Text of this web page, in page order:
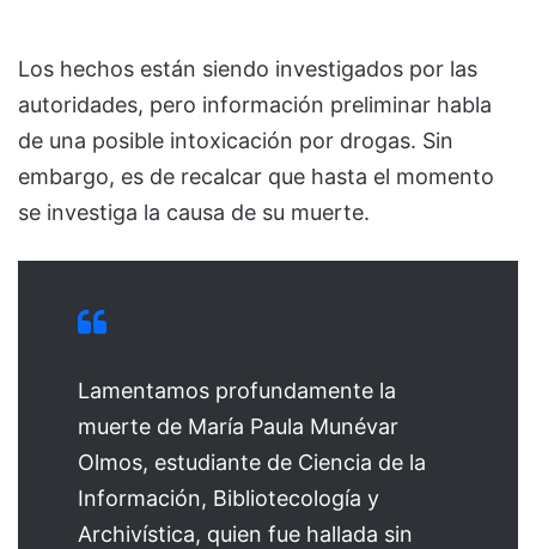
Los hechos están siendo investigados por las
autoridades, pero información preliminar habla
de una posible intoxicación por drogas. Sin
embargo, es de recalcar que hasta el momento
se investiga la causa de su muerte.
Lamentamos profundamente la
muerte de María Paula Munévar
Olmos, estudiante de Ciencia de la
Información, Bibliotecología y
Archivística, quien fue hallada sin